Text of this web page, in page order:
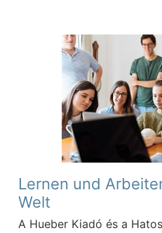
Lernen und
Welt
A Hueber Kiadó és a